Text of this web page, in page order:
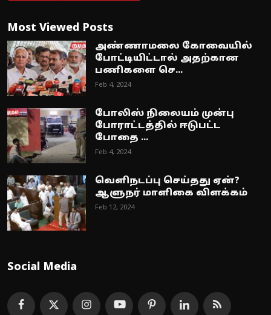
Most Viewed Posts
அண்ணாமலை கோவையில்
போட்டியிட்டால் அதற்கான
பணிகளை செ...
Feb 4, 2024
போலிஸ் நிலையம் முன்பு
போராட்டத்தில் ஈடுபட்ட
போதை ...
Feb 4, 2024
வெளிநடப்பு செய்தது ஏன்?
ஆளுநர் மாளிகை விளக்கம்
Feb 12, 2024
Social Media